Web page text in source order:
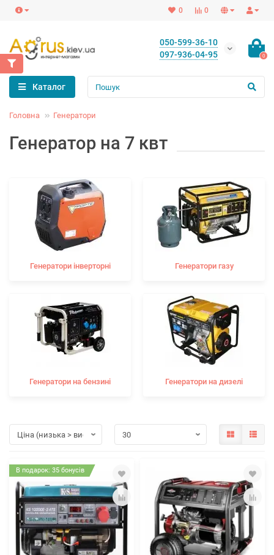
0
0
050-599-36-10
097-936-04-95
0
Каталог
Головна Генератори
Генератор на 7 квт
Генератори інверторні Генератори газу
Генератори на бензині Генератори на дизелі
В подарок: 35 бонусів